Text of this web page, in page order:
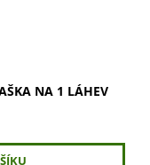
NA 1 LÁHEV